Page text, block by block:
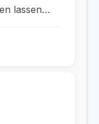
lassen…